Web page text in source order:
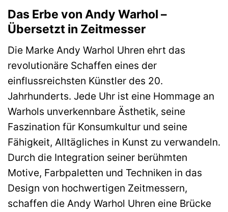
Das Erbe von Andy Warhol –
Übersetzt in Zeitmesser
Die Marke Andy Warhol Uhren ehrt das
revolutionäre Schaffen eines der
einflussreichsten Künstler des 20.
Jahrhunderts. Jede Uhr ist eine Hommage an
Warhols unverkennbare Ästhetik, seine
Faszination für Konsumkultur und seine
Fähigkeit, Alltägliches in Kunst zu verwandeln.
Durch die Integration seiner berühmten
Motive, Farbpaletten und Techniken in das
Design von hochwertigen Zeitmessern,
schaffen die Andy Warhol Uhren eine Brücke